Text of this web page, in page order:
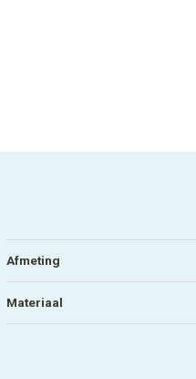
Afmeting
Materiaal